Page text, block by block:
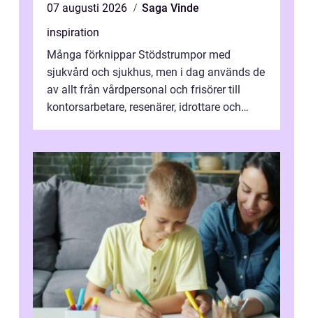
07 augusti 2026
Saga Vinde
inspiration
Många förknippar Stödstrumpor med
sjukvård och sjukhus, men i dag används de
av allt från vårdpersonal och frisörer till
kontorsarbetare, resenärer, idrottare och